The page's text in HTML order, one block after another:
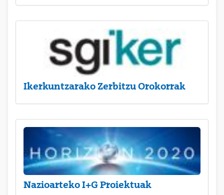
Ikerkuntzarako Zerbitzu Orokorrak
Nazioarteko I+G Proiektuak